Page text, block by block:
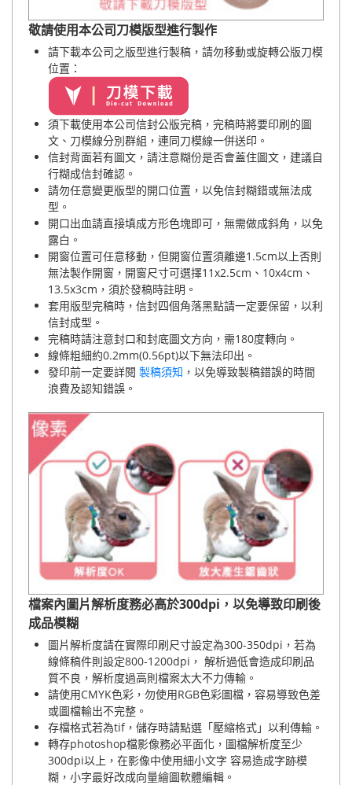
敬請使用本公司刀模版型進行製作
請下載本公司之版型進行製稿 ，請勿移動或旋轉公版刀模
位置 ：
須下載使用本公司信封公版完稿，完稿時將要印刷的圖
文、刀模線分別群組，連同刀模線一併送印。
信封背面若有圖文，請注意糊份是否會蓋住圖文，建議自
行糊成信封確認。
請勿任意變更版型的開口位置，以免信封糊錯或無法成
型。
開口出血請直接填成方形色塊即可，無需做成斜角，以免
露白。
開窗位置可任意移動，但開窗位置須離邊1.5cm以上否則
無法製作開窗，開窗尺寸可選擇11x2.5cm、10x4cm、
13.5x3cm，須於發稿時註明。
套用版型完稿時，信封四個角落黑點請一定要保留，以利
信封成型。
完稿時請注意封口和封底圖文方向，需180度轉向。
線條粗細約0.2mm(0.56pt)以下無法印出。
發印前一定要詳閱 製稿須知 ，以免導致製稿錯誤的時間
浪費及認知錯誤。
檔案內圖片解析度務必高於300dpi，以免導致印刷後
成品模糊
圖片解析度請在實際印刷尺寸設定為300-350dpi，若為
線條稿件則設定800-1200dpi， 解析過低會造成印刷品
質不良，解析度過高則檔案太大不力傳輸。
請使用CMYK色彩，勿使用RGB色彩圖檔，容易導致色差
或圖檔輸出不完整。
存檔格式若為tif，儲存時請點選「壓縮格式」以利傳輸。
轉存photoshop檔影像務必平面化，圖檔解析度至少
300dpi以上，在影像中使用細小文字 容易造成字跡模
糊，小字最好改成向量繪圖軟體編輯。